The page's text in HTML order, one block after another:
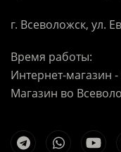
г. Всеволожск, ул.
Время работы:
Интернет-магазин
Магазин во